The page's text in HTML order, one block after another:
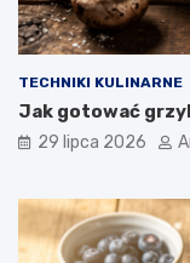
TECHNIKI KULINARNE
Jak gotować
29 lipca 2026